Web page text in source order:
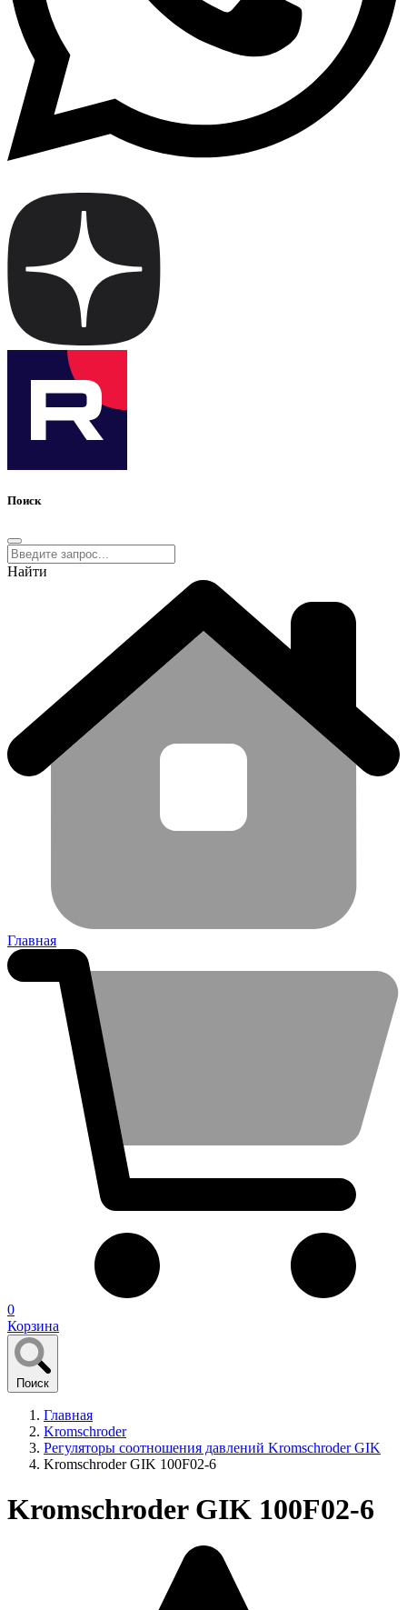
Поиск
Найти
Главная
0
Корзина
Поиск
Главная
Kromschroder
Регуляторы соотношения давлений Kromschroder GIK
Kromschroder GIK 100F02-6
Kromschroder GIK 100F02-6